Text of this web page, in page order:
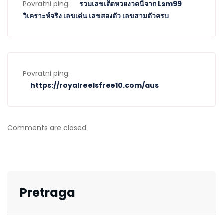
Povratni ping:
รวมเลขเด็ดหวยงวดนี้จาก Lsm99
วิเคราะห์จริง เลขเด่น เลขสองตัว เลขสามตัวครบ
Povratni ping:
https://royalreelsfree10.com/aus
Comments are closed.
Pretraga